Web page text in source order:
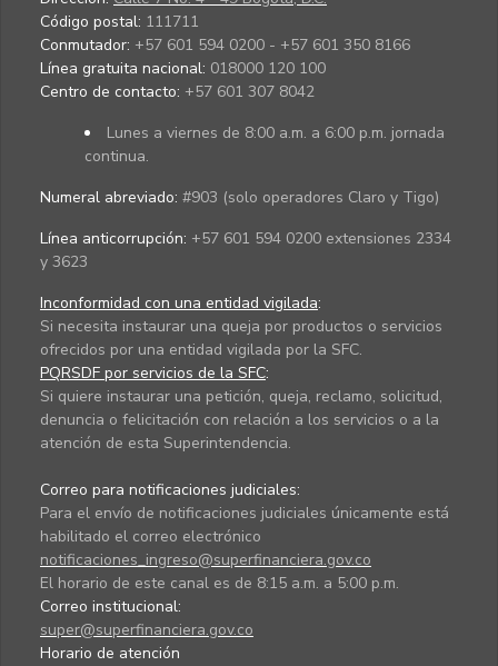
Código postal: 111711
Conmutador: +57 601 594 0200 - +57 601 350 8166
Línea gratuita nacional: 018000 120 100
Centro de contacto: +57 601 307 8042
Lunes a viernes de 8:00 a.m. a 6:00 p.m. jornada
continua.
Numeral abreviado: #903 (solo operadores Claro y Tigo)
Línea anticorrupción: +57 601 594 0200 extensiones 2334
y 3623
Inconformidad con una entidad vigilada:
Si necesita instaurar una queja por productos o servicios
ofrecidos por una entidad vigilada por la SFC.
PQRSDF por servicios de la SFC:
Si quiere instaurar una petición, queja, reclamo, solicitud,
denuncia o felicitación con relación a los servicios o a la
atención de esta Superintendencia.
Correo para notificaciones judiciales:
Para el envío de notificaciones judiciales únicamente está
habilitado el correo electrónico
notificaciones_ingreso@superfinanciera.gov.co
El horario de este canal es de 8:15 a.m. a 5:00 p.m.
Correo institucional:
super@superfinanciera.gov.co
Horario de atención